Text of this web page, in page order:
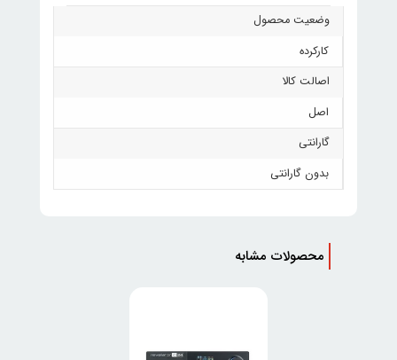
وضعیت محصول
کارکرده
اصالت کالا
اصل
گارانتی
بدون گارانتی
محصولات مشابه